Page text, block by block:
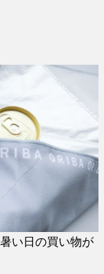
い日の買い物が